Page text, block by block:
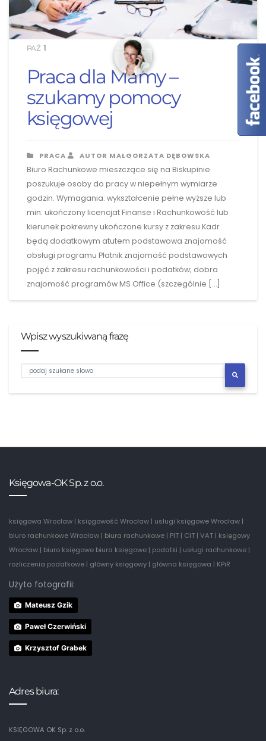
PAŹ 1
Praca dla Mamy –
szukamy pomocy
księgowej
PRACA AUTOR MAŁGORZATA DĘBOWSKA
Biuro Rachunkowe mieszczące się na Biskupinie
poszukuje osoby do pracy w niepełnym wymiarze
godzin. Wymagania: wykształcenie pełne wyższe lub
min. ukończony licencjat Finanse i Rachunkowość lub
kierunek pokrewny ukończone kursy z zakresu Kadr
będą dodatkowym atutem podstawowa znajomość
obsługi programu Płatnik znajomość podstawowych
pojęć z zakresu rachunkowości i podatków; dobra
znajomość programów MS Office (szczególnie […]
Wpisz wyszukiwaną frazę
Księgowa-OK Sp. z o.o.
księgowa Wrocław | księgowość Wrocław | usługi księgowe Wrocław |
biuro rachunkowe Wrocław | biura rachunkowe | PIT | CIT | VAT | księgowy
Wrocław | biuro księgowe biura księgowe | podatki | usługi rachunkowe |
rozliczenia podatkowe | główny księgowy | główna księgowa | KPiR
Użyto fotografii:
Mateusz Gzik
Paweł Czerwiński
Krzysztof Grabek
Adres biura:
KSIĘGOWA OK Sp. z o.o.